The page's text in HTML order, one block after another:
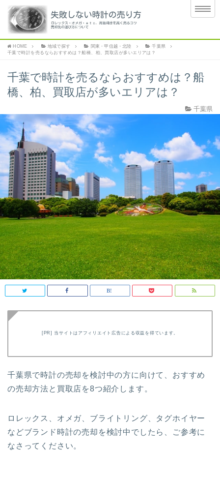
HOME 地域で探す 関東・甲信越・北陸
千葉県
千葉で時計を売るならおすすめは？船橋、柏、買取店が多いエリアは？
千葉で時計を売るならおすすめは？船
橋、柏、買取店が多いエリアは？
千葉県
[PR] 当サイトはアフィリエイト広告による収益を得ています。
千葉県で時計の売却を検討中の方に向けて、おすすめ
の売却方法と買取店を8つ紹介します。
ロレックス、オメガ、ブライトリング、タグホイヤー
などブランド時計の売却を検討中でしたら、ご参考に
なさってください。